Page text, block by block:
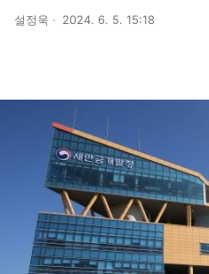
설정욱 2024. 6. 5. 15:18